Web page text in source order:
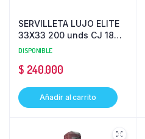
SERVILLETA LUJO ELITE
33X33 200 unds CJ 18
PQ 100
DISPONIBLE
$ 240.000
Añadir al carrito